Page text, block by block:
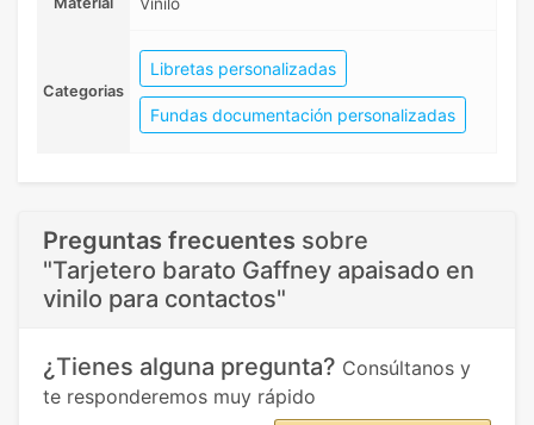
Categorias
Libretas personalizadas
Fundas documentación personalizadas
Preguntas frecuentes sobre
"Tarjetero barato Gaffney apaisado en
vinilo para contactos"
¿Tienes alguna pregunta? Consúltanos y
te responderemos muy rápido